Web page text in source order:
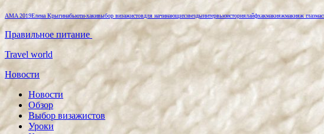
AMA 2019Елена Крыгинабьюти-хакивыбор визажистовдля начинающихзвездыинтервьюисториялайфхакмакияжмакияж глаз
Правильное питание
Travel world
Новости
Новости
Обзор
Выбор визажистов
Уроки